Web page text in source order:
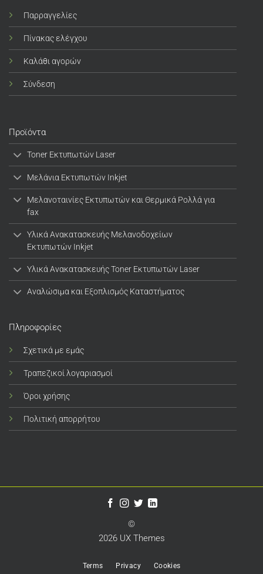
Παρραγγελίες
Πίνακας ελέγχου
Καλάθι αγορών
Σύνδεση
Προϊόντα
Toner Εκτυπωτών Laser
Μελάνια Εκτυπωτών Inkjet
Μελανοταινίες Εκτυπωτών και Θερμικά Ρολλά για
fax
Υλικά Ανακατασκευής Μελανοδοχείων
Εκτυπωτών Inkjet
Υλικά Ανακατασκευής Toner Εκτυπωτών Laser
Αναλώσιμα και Εξοπλισμός Καταστήματος
Πληροφορίες
Σχετικά με εμάς
Τραπεζικοί λογαριασμοί
Όροι χρήσης
Πολιτική απορρήτου
©
2026 UX Themes
Terms Privacy Cookies